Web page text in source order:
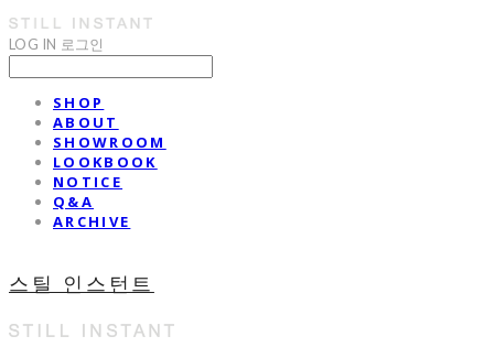
LOG IN 로그인
SHOP
ABOUT
SHOWROOM
LOOKBOOK
NOTICE
Q&A
ARCHIVE
스틸 인스턴트